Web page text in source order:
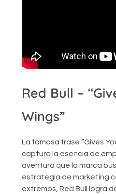
Red Bull –
Wings”
La famosa frase “Gives
captura la esencia de
aventura que la marca
estrategia de marketing
extremos, Red Bull logra